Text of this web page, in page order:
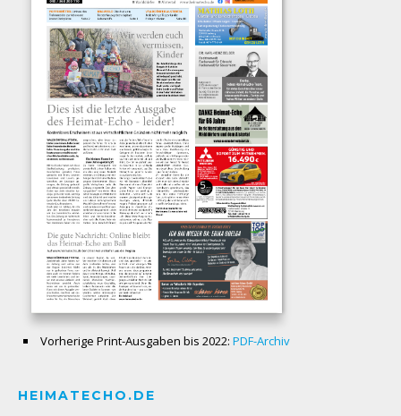
Vorherige Print-Ausgaben bis 2022: PDF-Archiv
HEIMATECHO.DE